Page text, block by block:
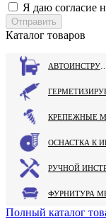
Я даю согласие
Каталог товаров
Полный каталог